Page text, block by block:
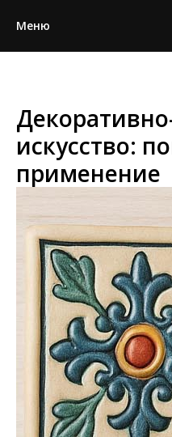
Меню
искусство:
применение